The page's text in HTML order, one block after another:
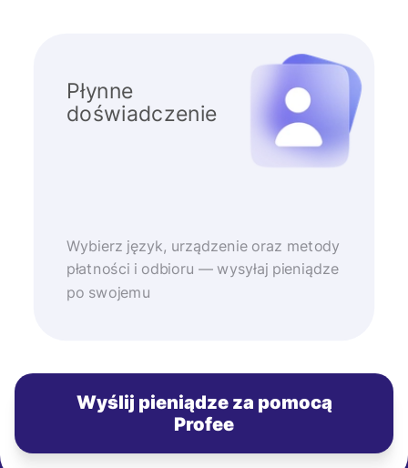
Płynne
doświadczenie
Wybierz język, urządzenie oraz metody
płatności i odbioru — wysyłaj pieniądze
po swojemu
Wyślij pieniądze za pomocą
Profee